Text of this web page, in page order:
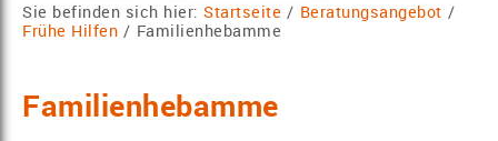
Sie befinden sich hier: Startseite / Beratungsangebot /
Frühe Hilfen / Familienhebamme
Familienhebamme